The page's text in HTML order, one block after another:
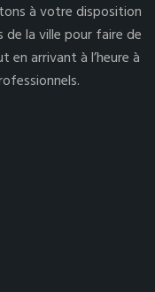
à votre disposition
la ville pour faire de
arrivant à l’heure à